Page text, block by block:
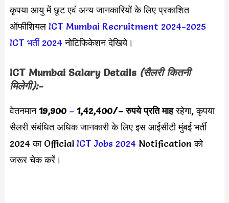
कृपया आयु में छूट एवं अन्य जानकारियों के लिए प्रकाशित
ऑफीशियल ICT Mumbai Recruitment 2024-2025
ICT भर्ती 2024 नोटिफिकेशन देखिये।
ICT Mumbai Salary Details (सैलरी कितनी
मिलेगी):-
वेतनमान19,900 – 1,42,400/– रुपये प्रति माहरहेगा, कृपया
सैलरी संबंधित अधिक जानकारी के लिए इस आईसीटी मुंबई भर्ती
2024 का Official ICT Jobs 2024 Notification को
जरूर चेक करें।